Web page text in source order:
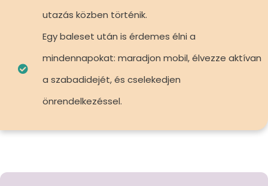
utazás közben történik.
Egy baleset után is érdemes élni a
mindennapokat: maradjon mobil, élvezze aktívan
a szabadidejét, és cselekedjen
önrendelkezéssel.